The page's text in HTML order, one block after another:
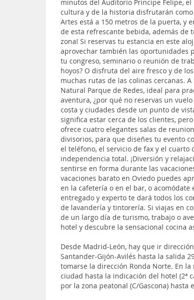
minutos del Auditorio Príncipe Felipe,
cultura y de la historia disfrutarán
Artes está a 150 metros de la puerta, y
de esta refrescante bebida, además de
zona! Si reservas tu estancia en este
aprovechar también las oportunidades
tu congreso, seminario o reunión de
hoyos? O disfruta del aire fresco y de
muchas rutas de las colinas cercanas.
Natural Parque de Redes, ideal para
aventura, ¿por qué no reservas un
costa y ciudades desde un punto de
significa estar cerca de los clientes,
ofrece cuatro elegantes salas de
divisorios, para que diseñes tu evento
el teléfono, el servicio de fax y el
independencia total. ¡Diversión y
sentirse en forma durante las
vacaciones barato en Oviedo puedes
en la cafetería o en el bar, o
entregado y experto te dará todos los
de lavandería y tintorería. Si viajas en
de un largo día de turismo, trabajo o
hotel y descubre la sensacional cocina
Desde Madrid-León, hay que ir
Santander-Gijón-Avilés hasta la salida
tomarse la dirección Ronda Norte. En
ciudad hasta la indicación del hotel (2ª
por la zona peatonal (C/Gascona) hasta